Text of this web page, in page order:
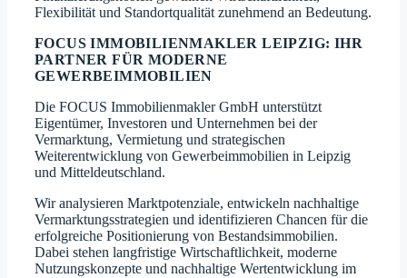
Flexibilität und Standortqualität zunehmend an Bedeutung.
FOCUS IMMOBILIENMAKLER LEIPZIG: IHR
PARTNER FÜR MODERNE
GEWERBEIMMOBILIEN
Die FOCUS Immobilienmakler GmbH unterstützt
Eigentümer, Investoren und Unternehmen bei der
Vermarktung, Vermietung und strategischen
Weiterentwicklung von Gewerbeimmobilien in Leipzig
und Mitteldeutschland.
Wir analysieren Marktpotenziale, entwickeln nachhaltige
Vermarktungsstrategien und identifizieren Chancen für die
erfolgreiche Positionierung von Bestandsimmobilien.
Dabei stehen langfristige Wirtschaftlichkeit, moderne
Nutzungskonzepte und nachhaltige Wertentwicklung im